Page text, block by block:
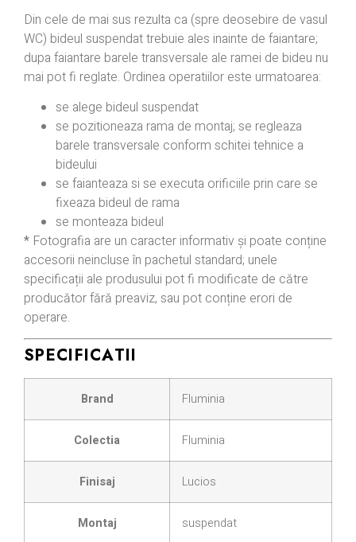
Din cele de mai sus rezulta ca (spre deosebire de vasul
WC) bideul suspendat trebuie ales inainte de faiantare;
dupa faiantare barele transversale ale ramei de bideu nu
mai pot fi reglate. Ordinea operatiilor este urmatoarea:
se alege bideul suspendat
se pozitioneaza rama de montaj; se regleaza
barele transversale conform schitei tehnice a
bideului
se faianteaza si se executa orificiile prin care se
fixeaza bideul de rama
se monteaza bideul
* Fotografia are un caracter informativ și poate conține
accesorii neincluse în pachetul standard; unele
specificații ale produsului pot fi modificate de către
producător fără preaviz, sau pot conține erori de
operare.
SPECIFICATII
Brand Fluminia
Colectia Fluminia
Finisaj Lucios
Montaj suspendat